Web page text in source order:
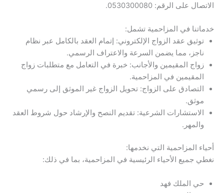
الاتصال على الرقم: 0530300080.
خدماتنا في المزاحمية تشمل:
توثيق عقد الزواج الإلكتروني: إتمام العقد بالكامل عبر نظام
ناجز، مما يضمن السرعة والاعتراف الرسمي.
زواج المقيمين والأجانب: خبرة في التعامل مع متطلبات زواج
المقيمين في المزاحمية.
التصادق على الزواج: تحويل الزواج غير الموثق إلى رسمي
موثق.
الاستشارات الشرعية: تقديم النصح والإرشاد حول شروط العقد
والمهر.
أحياء المزاحمية التي نخدمها:
نغطي جميع الأحياء الرئيسية في المزاحمية، بما في ذلك:
حي الملك فهد